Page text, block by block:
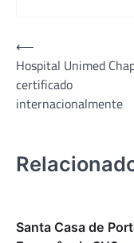
Navegação
de
Post
⟵
Hospital Unimed
certificado
internacionalmente
Santa Casa de